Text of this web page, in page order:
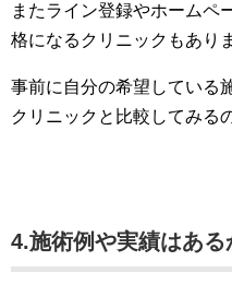
またライン登録やホームペ
格になるクリニックもあり
事前に自分の希望している
クリニックと比較してみる
4.施術例や実績はある